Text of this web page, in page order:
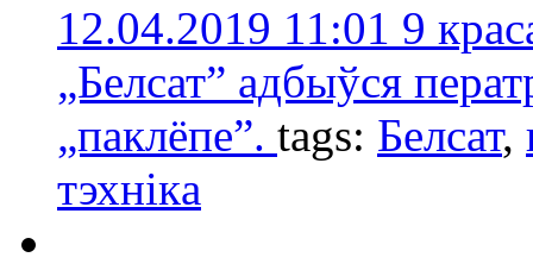
12.04.2019 11:01 9
„Белсат” адбыўся
„паклёпе”. tags: Белсат,
тэхнікa